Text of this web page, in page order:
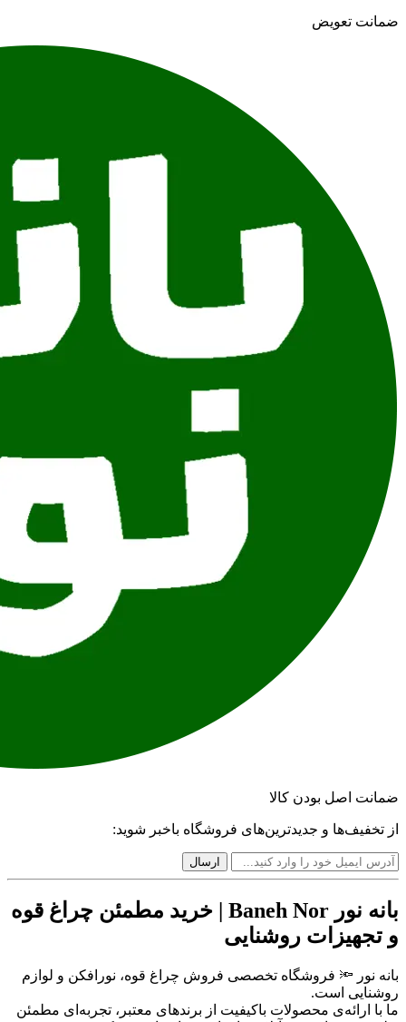
ضمانت تعویض
ضمانت اصل بودن کالا
از تخفیف‌ها و جدیدترین‌های فروشگاه باخبر شوید:
بانه نور Baneh Nor | خرید مطمئن چراغ قوه
و تجهیزات روشنایی
بانه نور 🔦 فروشگاه تخصصی فروش چراغ قوه، نورافکن و لوازم
روشنایی است.
ما با ارائه‌ی محصولات باکیفیت از برندهای معتبر، تجربه‌ای مطمئن